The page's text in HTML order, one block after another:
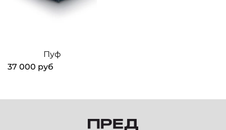
Пуф
37 000 руб